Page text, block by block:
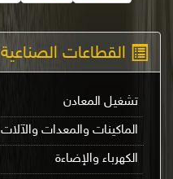
القطاعات الصناعية
تشغيل المعادن
الماكينات والمعدات والآلات
الكهرباء والإضاءة